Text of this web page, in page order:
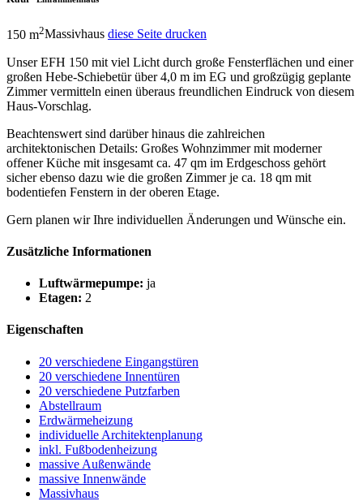
150 m2Massivhaus diese Seite drucken
Unser EFH 150 mit viel Licht durch große Fensterflächen und einer
großen Hebe-Schiebetür über 4,0 m im EG und großzügig geplante
Zimmer vermitteln einen überaus freundlichen Eindruck von diesem
Haus-Vorschlag.
Beachtenswert sind darüber hinaus die zahlreichen
architektonischen Details: Großes Wohnzimmer mit moderner
offener Küche mit insgesamt ca. 47 qm im Erdgeschoss gehört
sicher ebenso dazu wie die großen Zimmer je ca. 18 qm mit
bodentiefen Fenstern in der oberen Etage.
Gern planen wir Ihre individuellen Änderungen und Wünsche ein.
Zusätzliche Informationen
Luftwärmepumpe: ja
Etagen: 2
Eigenschaften
20 verschiedene Eingangstüren
20 verschiedene Innentüren
20 verschiedene Putzfarben
Abstellraum
Erdwärmeheizung
individuelle Architektenplanung
inkl. Fußbodenheizung
massive Außenwände
massive Innenwände
Massivhaus